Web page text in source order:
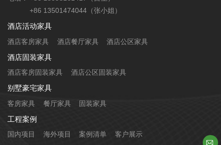
+86 13501474044（张小姐）
酒店活动家具
酒店客房家具 酒店餐厅家具 酒店公区家具
酒店固装家具
酒店客房固装家具 酒店公区固装家具
别墅豪宅家具
客房家具 餐厅家具 固装家具
工程案例
国内项目 海外项目 案例清单 客户展示
